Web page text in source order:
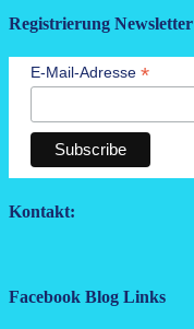
Registrierung Newsletter
E-Mail-Adresse *
Kontakt:
Facebook Blog Links